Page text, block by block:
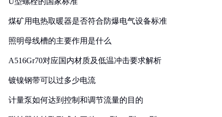
煤矿用电热取暖器是否符合防爆电气设备标准
照明母线槽的主要作用是什么
A516Gr70对应国内材质及低温冲击要求解析
镀镍钢带可以过多少电流
计量泵如何达到控制和调节流量的目的